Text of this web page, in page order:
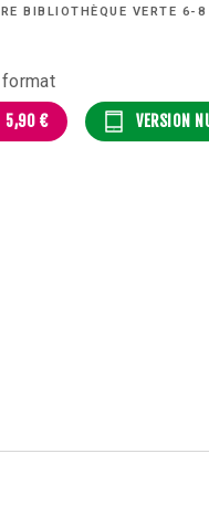
BIBLIOTHÈQUE VERTE 6-8
5,90 € VERSION